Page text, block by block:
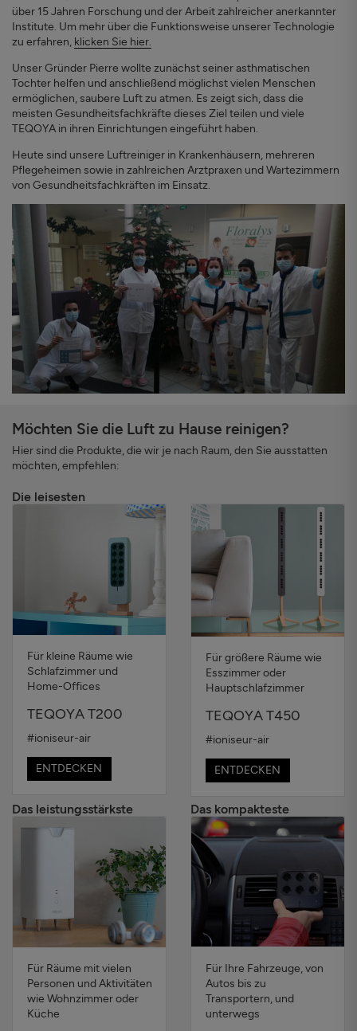
über 15 Jahren Forschung und der Arbeit zahlreicher anerkannter
Institute. Um mehr über die Funktionsweise unserer Technologie
zu erfahren, klicken Sie hier.
Unser Gründer Pierre wollte zunächst seiner asthmatischen
Tochter helfen und anschließend möglichst vielen Menschen
ermöglichen, saubere Luft zu atmen. Es zeigt sich, dass die
meisten Gesundheitsfachkräfte dieses Ziel teilen und viele
TEQOYA in ihren Einrichtungen eingeführt haben.
Heute sind unsere Luftreiniger in Krankenhäusern, mehreren
Pflegeheimen sowie in zahlreichen Arztpraxen und Wartezimmern
von Gesundheitsfachkräften im Einsatz.
Möchten Sie die Luft zu Hause reinigen?
Hier sind die Produkte, die wir je nach Raum, den Sie ausstatten
möchten, empfehlen:
Die leisesten
Für kleine Räume wie
Schlafzimmer und
Home-Offices
TEQOYA T200
#ioniseur-air
ENTDECKEN
Für größere Räume wie
Esszimmer oder
Hauptschlafzimmer
TEQOYA T450
#ioniseur-air
ENTDECKEN
Das leistungsstärkste Das kompakteste
Für Räume mit vielen
Personen und Aktivitäten
wie Wohnzimmer oder
Küche
Für Ihre Fahrzeuge, von
Autos bis zu
Transportern, und
unterwegs